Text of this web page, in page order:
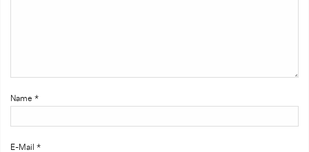
Name *
E-Mail *